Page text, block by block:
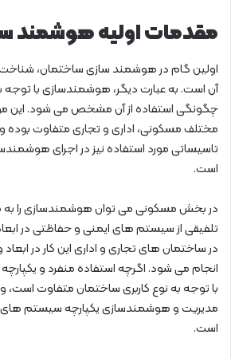
مقدمات اولیه هوشمند
اولین گام در هوشمند سازی ساختمان، شناخت
آن است. به عبارت دیگر، هوشمندسازی با توجه
چگونگی استفاده از آن مشخص می شود. این
مختلف مسکونی، اداری و تجاری متفاوت
تاسیساتی مورد استفاده نیز در اجرای
است.
در بخش مسکونی می توان هوشمندسازی را به
تلفیقی از سیستم های ایمنی و حفاظتی در
در ساختمان های تجاری و اداری این کار در
انجام می شود. اگرچه استفاده منفرد و
با توجه به نوع کاربری ساختمان متفاوت است،
مدیریت و هوشمندسازی یکپارچه سیستم های
است.